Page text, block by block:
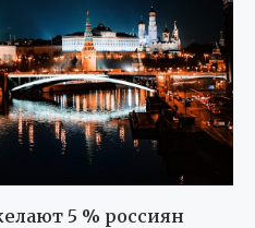
5 % россиян